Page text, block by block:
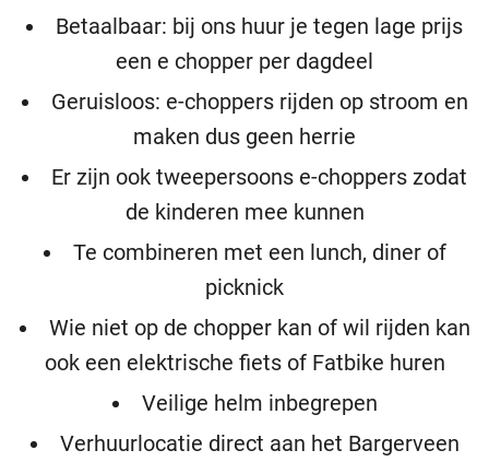
Betaalbaar: bij ons huur je tegen lage prijs
een e chopper per dagdeel
Geruisloos: e-choppers rijden op stroom en
maken dus geen herrie
Er zijn ook tweepersoons e-choppers zodat
de kinderen mee kunnen
Te combineren met een lunch, diner of
picknick
Wie niet op de chopper kan of wil rijden kan
ook een elektrische fiets of Fatbike huren
Veilige helm inbegrepen
Verhuurlocatie direct aan het Bargerveen